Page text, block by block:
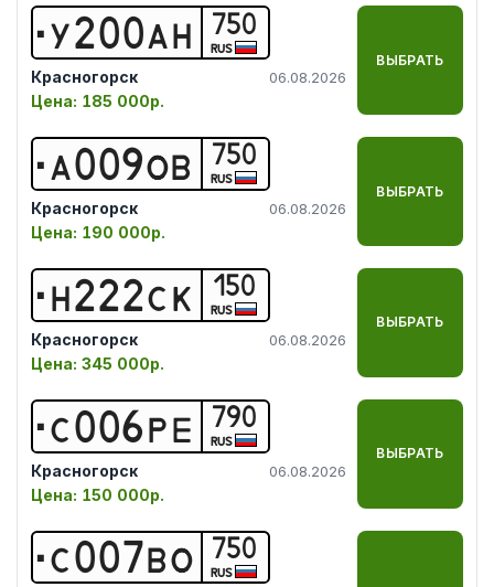
С006РЕ 790
RUS
Красногорск 06.08.2026
Цена: 150 000р.
ВЫБРАТЬ
У200А Н 750
RUS
Красногорск 06.08.2026
Цена: 185 000р.
ВЫБРАТЬ
С007ВО 750
RUS
А009ОВ 750
RUS
Красногорск 06.08.2026
Цена: 190 000р.
ВЫБРАТЬ
Н222С К 150
RUS
Красногорск 06.08.2026
Цена: 345 000р.
ВЫБРАТЬ